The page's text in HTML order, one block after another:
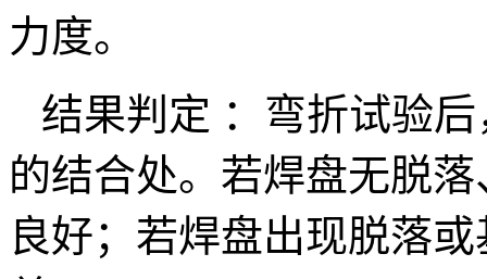
力度。
结果判定 ：弯折试验
的结合处。若焊盘无脱
良好；若焊盘出现脱落